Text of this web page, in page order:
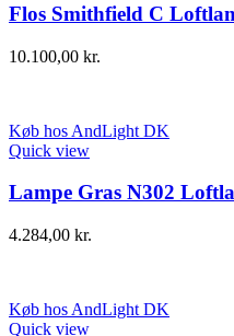
Flos Smithfield C
10.100,00 kr.
Køb hos AndLight DK
Quick view
Lampe Gras N302
4.284,00 kr.
Køb hos AndLight DK
Quick view